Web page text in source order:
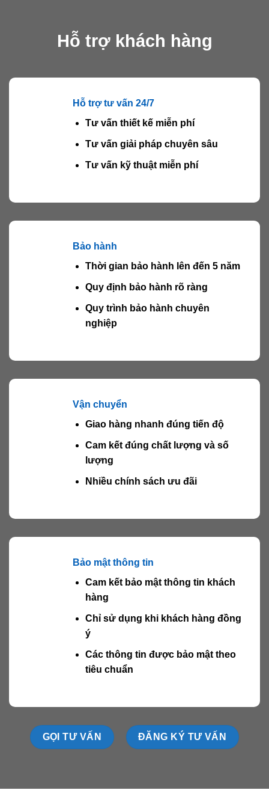
Hỗ trợ khách hàng
Hỗ trợ tư vấn 24/7
Tư vấn thiết kế miễn phí
Tư vấn giải pháp chuyên sâu
Tư vấn kỹ thuật miễn phí
Bảo hành
Thời gian bảo hành lên đến 5 năm
Quy định bảo hành rõ ràng
Quy trình bảo hành chuyên
nghiệp
Vận chuyển
Giao hàng nhanh đúng tiến độ
Cam kết đúng chất lượng và số
lượng
Nhiều chính sách ưu đãi
Bảo mật thông tin
Cam kết bảo mật thông tin khách
hàng
Chỉ sử dụng khi khách hàng đồng
ý
Các thông tin được bảo mật theo
tiêu chuẩn
GỌI TƯ VẤN ĐĂNG KÝ TƯ VẤN